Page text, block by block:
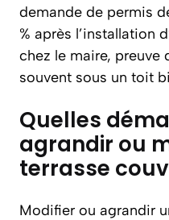
demande de permis
% après l’installation
chez le maire, preuve
souvent sous un toit
Quelles
agrandir ou
terrasse
Modifier ou agrandir